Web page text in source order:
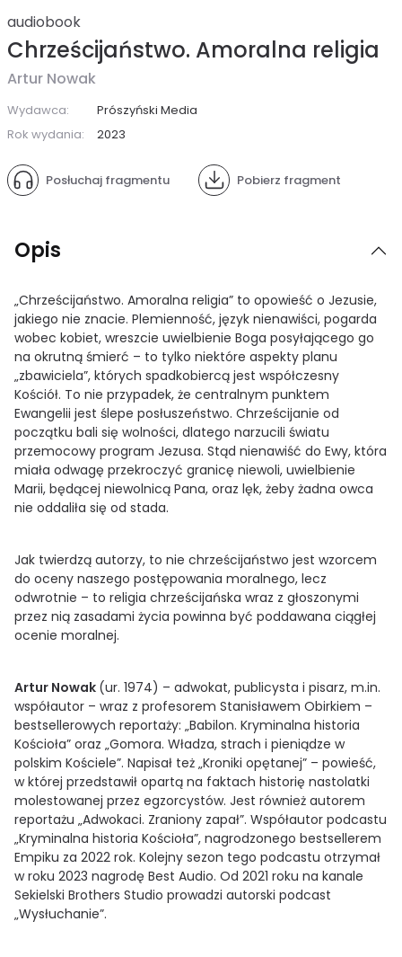
audiobook
Chrześcijaństwo. Amoralna religia
Artur Nowak
Wydawca:
Prószyński Media
Rok wydania:
2023
Posłuchaj fragmentu Pobierz fragment
Opis
„Chrześcijaństwo. Amoralna religia” to opowieść o Jezusie,
jakiego nie znacie. Plemienność, język nienawiści, pogarda
wobec kobiet, wreszcie uwielbienie Boga posyłającego go
na okrutną śmierć – to tylko niektóre aspekty planu
„zbawiciela”, których spadkobiercą jest współczesny
Kościół. To nie przypadek, że centralnym punktem
Ewangelii jest ślepe posłuszeństwo. Chrześcijanie od
początku bali się wolności, dlatego narzucili światu
przemocowy program Jezusa. Stąd nienawiść do Ewy, która
miała odwagę przekroczyć granicę niewoli, uwielbienie
Marii, będącej niewolnicą Pana, oraz lęk, żeby żadna owca
nie oddaliła się od stada.
Jak twierdzą autorzy, to nie chrześcijaństwo jest wzorcem
do oceny naszego postępowania moralnego, lecz
odwrotnie – to religia chrześcijańska wraz z głoszonymi
przez nią zasadami życia powinna być poddawana ciągłej
ocenie moralnej.
Artur Nowak (ur. 1974) – adwokat, publicysta i pisarz, m.in.
współautor – wraz z profesorem Stanisławem Obirkiem –
bestsellerowych reportaży: „Babilon. Kryminalna historia
Kościoła” oraz „Gomora. Władza, strach i pieniądze w
polskim Kościele”. Napisał też „Kroniki opętanej” – powieść,
w której przedstawił opartą na faktach historię nastolatki
molestowanej przez egzorcystów. Jest również autorem
reportażu „Adwokaci. Zraniony zapał”. Współautor podcastu
„Kryminalna historia Kościoła”, nagrodzonego bestsellerem
Empiku za 2022 rok. Kolejny sezon tego podcastu otrzymał
w roku 2023 nagrodę Best Audio. Od 2021 roku na kanale
Sekielski Brothers Studio prowadzi autorski podcast
„Wysłuchanie”.